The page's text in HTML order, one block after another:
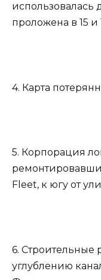
использовалась
проложена в 15 и
4. Карта
5. Корпорация
Fleet, к югу от
6. Строительные
углублению